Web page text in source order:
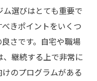
選びはとても重要で
きポイントをいくつ
さです。自宅や職場
継続する上で非常に
のプログラムがある